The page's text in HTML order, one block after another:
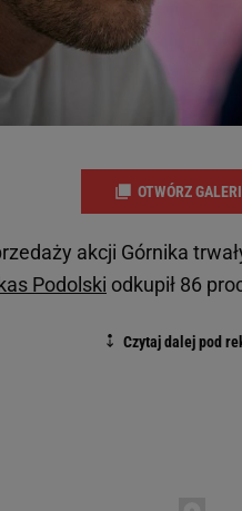
OTWÓRZ
akcji Górnika
Podolski odkupił 86